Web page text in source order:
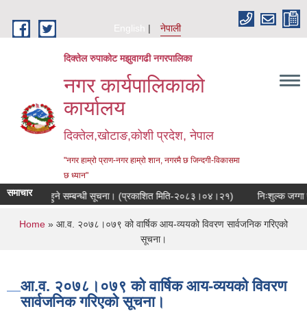
English
नेपाली
दिक्तेल रुपाकोट मझुवागढी नगरपालिका
नगर कार्यपालिकाको
कार्यालय
दिक्तेल,खोटाङ,कोशी प्रदेश, नेपाल
"नगर हाम्रो प्राण-नगर हाम्रो शान, नगरमै छ जिन्दगी-विकासमा
छ ध्यान"
समाचार
सुनुवाई हुने सम्बन्धी सूचना। (प्रकाशित मिति-२०८३।०४।२१) निःशुल्क जग्गा
You are here
Home » आ.व. २०७८।०७९ को वार्षिक आय-व्ययको विवरण सार्वजनिक गरिएको
सूचना।
आ.व. २०७८।०७९ को वार्षिक आय-व्ययको विवरण
सार्वजनिक गरिएको सूचना।